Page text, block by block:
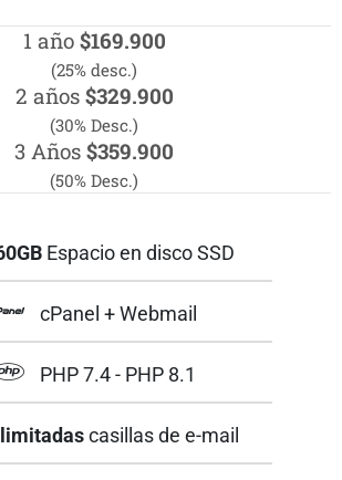
1 año $169.900
(25% desc.)
2 años $329.900
(30% Desc.)
3 Años $359.900
(50% Desc.)
Espacio en disco SSD
cPanel + Webmail
PHP 7.4 - PHP 8.1
casillas de e-mail